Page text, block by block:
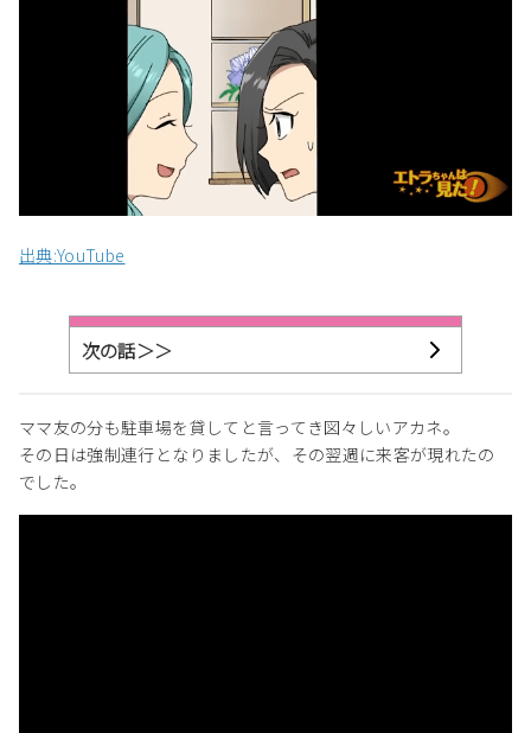
出典:YouTube
次の話＞＞
ママ友の分も駐車場を貸してと言ってき図々しいアカネ。
その日は強制連行となりましたが、その翌週に来客が現れたの
でした。